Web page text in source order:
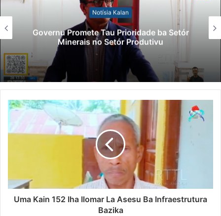
Prioridade ba Setór
Produtivu
Lei
Polisiál Kaptura
Uma Kain 152 Iha Ilomar La Asesu Ba Infraestrutura
Bazika